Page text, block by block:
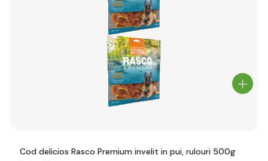
Cod delicios Rasco Premium invelit in pui, rulouri 500g